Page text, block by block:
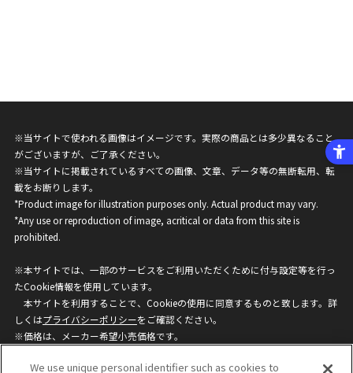
※当サイトで使われる画像はイメージです。実際の商品とは多少異なること
がございますが、ご了承ください。
※当サイトに掲載されているすべての画像、文章、データ等の無断転用、転
載をお断りします。
*Product image for illustration purposes only. Actual product may vary.
*Any use or reproduction of image, acritical or data from this site is
prohibited.
※本サイトでは、一部のサービスをご利用いただくために付与設定等を行っ
たCookie情報を使用しています。
本サイトを利用することで、Cookieの使用に同意するものと致します。詳
しくはプライバシーポリシーをご確認ください。
※価格は、メーカー希望小売価格です。
ざいますのでご了承ください。
We use unique personal identifier such as cookies to